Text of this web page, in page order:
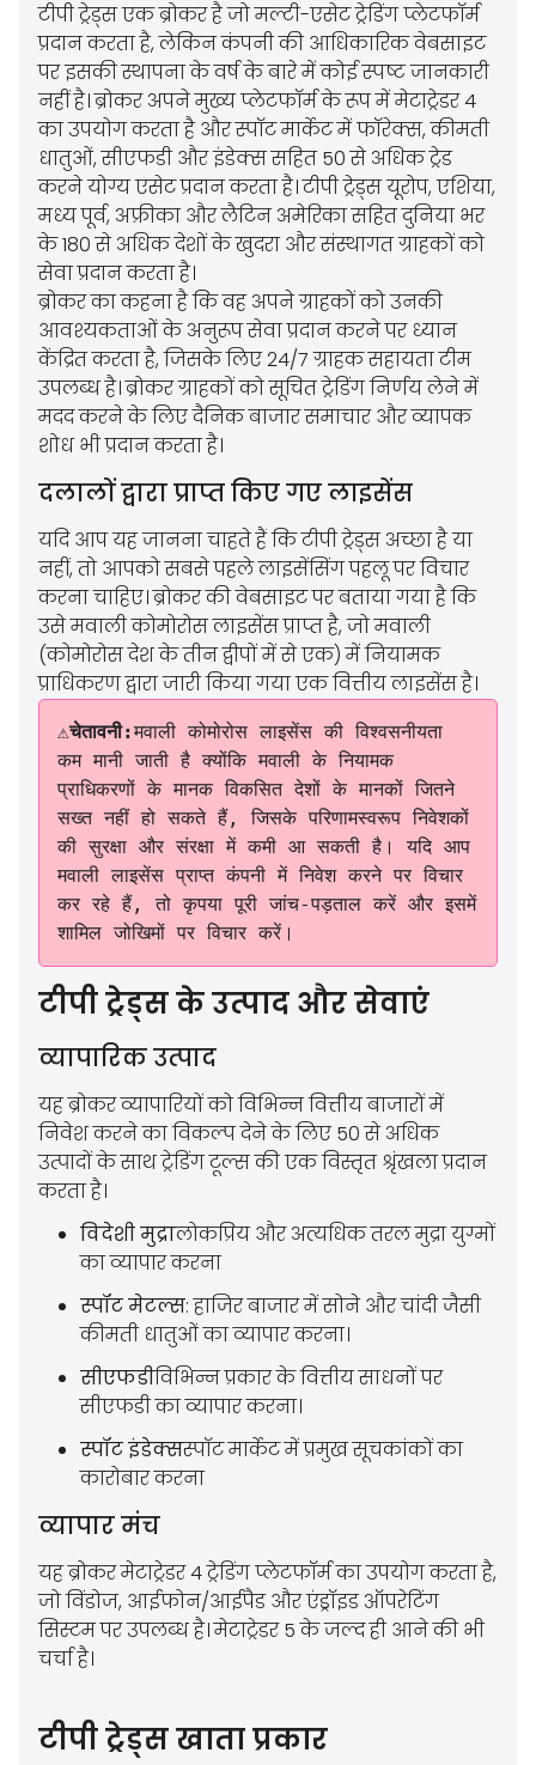
टीपी ट्रेड्स एक ब्रोकर है जो मल्टी-एसेट ट्रेडिंग प्लेटफॉर्म
प्रदान करता है, लेकिन कंपनी की आधिकारिक वेबसाइट
पर इसकी स्थापना के वर्ष के बारे में कोई स्पष्ट जानकारी
नहीं है। ब्रोकर अपने मुख्य प्लेटफॉर्म के रूप में मेटाट्रेडर 4
का उपयोग करता है और स्पॉट मार्केट में फॉरेक्स, कीमती
धातुओं, सीएफडी और इंडेक्स सहित 50 से अधिक ट्रेड
करने योग्य एसेट प्रदान करता है। टीपी ट्रेड्स यूरोप, एशिया,
मध्य पूर्व, अफ्रीका और लैटिन अमेरिका सहित दुनिया भर
के 180 से अधिक देशों के खुदरा और संस्थागत ग्राहकों को
सेवा प्रदान करता है।
ब्रोकर का कहना है कि वह अपने ग्राहकों को उनकी
आवश्यकताओं के अनुरूप सेवा प्रदान करने पर ध्यान
केंद्रित करता है, जिसके लिए 24/7 ग्राहक सहायता टीम
उपलब्ध है। ब्रोकर ग्राहकों को सूचित ट्रेडिंग निर्णय लेने में
मदद करने के लिए दैनिक बाजार समाचार और व्यापक
शोध भी प्रदान करता है।
दलालों द्वारा प्राप्त किए गए लाइसेंस
यदि आप यह जानना चाहते हैं कि टीपी ट्रेड्स अच्छा है या
नहीं, तो आपको सबसे पहले लाइसेंसिंग पहलू पर विचार
करना चाहिए। ब्रोकर की वेबसाइट पर बताया गया है कि
उसे मवाली कोमोरोस लाइसेंस प्राप्त है, जो मवाली
(कोमोरोस देश के तीन द्वीपों में से एक) में नियामक
प्राधिकरण द्वारा जारी किया गया एक वित्तीय लाइसेंस है।
⚠️चेतावनी:मवाली कोमोरोस लाइसेंस की विश्वसनीयता
कम मानी जाती है क्योंकि मवाली के नियामक
प्राधिकरणों के मानक विकसित देशों के मानकों जितने
सख्त नहीं हो सकते हैं, जिसके परिणामस्वरूप निवेशकों
की सुरक्षा और संरक्षा में कमी आ सकती है। यदि आप
मवाली लाइसेंस प्राप्त कंपनी में निवेश करने पर विचार
कर रहे हैं, तो कृपया पूरी जांच-पड़ताल करें और इसमें
शामिल जोखिमों पर विचार करें।
टीपी ट्रेड्स के उत्पाद और सेवाएं
व्यापारिक उत्पाद
यह ब्रोकर व्यापारियों को विभिन्न वित्तीय बाजारों में
निवेश करने का विकल्प देने के लिए 50 से अधिक
उत्पादों के साथ ट्रेडिंग टूल्स की एक विस्तृत श्रृंखला प्रदान
करता है।
विदेशी मुद्रालोकप्रिय और अत्यधिक तरल मुद्रा युग्मों
का व्यापार करना
स्पॉट मेटल्स: हाजिर बाजार में सोने और चांदी जैसी
कीमती धातुओं का व्यापार करना।
सीएफडीविभिन्न प्रकार के वित्तीय साधनों पर
सीएफडी का व्यापार करना।
स्पॉट इंडेक्सस्पॉट मार्केट में प्रमुख सूचकांकों का
कारोबार करना
व्यापार मंच
यह ब्रोकर मेटाट्रेडर 4 ट्रेडिंग प्लेटफॉर्म का उपयोग करता है,
जो विंडोज, आईफोन/आईपैड और एंड्रॉइड ऑपरेटिंग
सिस्टम पर उपलब्ध है। मेटाट्रेडर 5 के जल्द ही आने की भी
चर्चा है।
टीपी ट्रेड्स खाता प्रकार